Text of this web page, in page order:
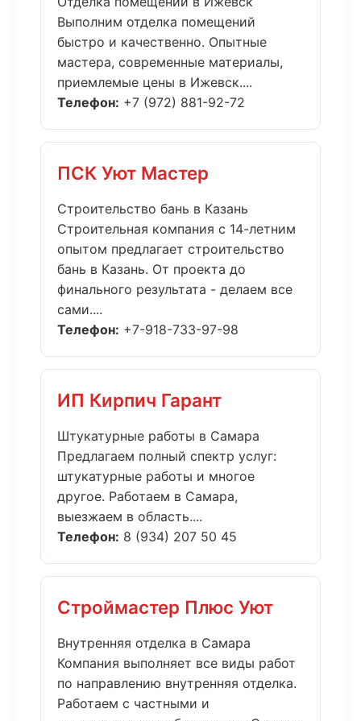
Выполним отделка помещений
быстро и качественно. Опытные
мастера, современные материалы,
приемлемые цены в Ижевск....
Телефон: +7 (972) 881-92-72
ПСК Уют Мастер
Строительство бань в Казань
Строительная компания с 14-летним
опытом предлагает строительство
бань в Казань. От проекта до
финального результата - делаем все
сами....
Телефон: +7-918-733-97-98
ИП Кирпич Гарант
Штукатурные работы в Самара
Предлагаем полный спектр услуг:
штукатурные работы и многое
другое. Работаем в Самара,
выезжаем в область....
Телефон: 8 (934) 207 50 45
Строймастер Плюс Уют
Внутренняя отделка в Самара
Компания выполняет все виды работ
по направлению внутренняя отделка.
Работаем с частными и